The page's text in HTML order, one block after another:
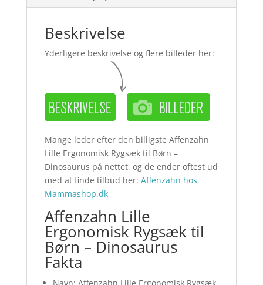
Beskrivelse
Yderligere beskrivelse og flere billeder her:
Mange leder efter den billigste Affenzahn
Lille Ergonomisk Rygsæk til Børn –
Dinosaurus på nettet, og de ender oftest ud
med at finde tilbud her: Affenzahn hos
Mammashop.dk
Affenzahn Lille
Ergonomisk Rygsæk til
Børn – Dinosaurus
Fakta